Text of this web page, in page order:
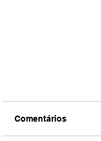
Comentários